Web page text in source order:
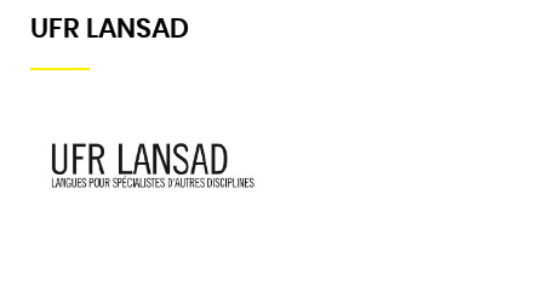
UFR LANSAD